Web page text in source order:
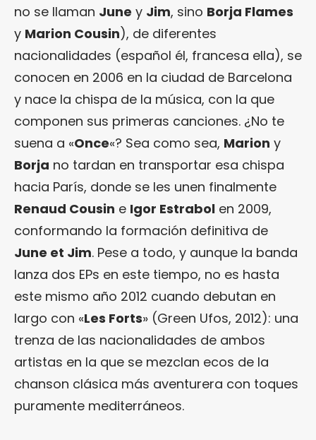
no se llaman June y Jim, sino Borja Flames
y Marion Cousin), de diferentes
nacionalidades (español él, francesa ella), se
conocen en 2006 en la ciudad de Barcelona
y nace la chispa de la música, con la que
componen sus primeras canciones. ¿No te
suena a «Once«? Sea como sea, Marion y
Borja no tardan en transportar esa chispa
hacia París, donde se les unen finalmente
Renaud Cousin e Igor Estrabol en 2009,
conformando la formación definitiva de
June et Jim. Pese a todo, y aunque la banda
lanza dos EPs en este tiempo, no es hasta
este mismo año 2012 cuando debutan en
largo con «Les Forts» (Green Ufos, 2012): una
trenza de las nacionalidades de ambos
artistas en la que se mezclan ecos de la
chanson clásica más aventurera con toques
puramente mediterráneos.